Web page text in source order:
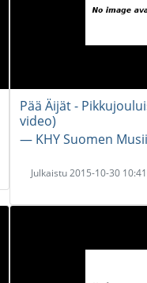
Pää Äijät -
video)
― KHY Suomen
Julkaistu 2015-10-30